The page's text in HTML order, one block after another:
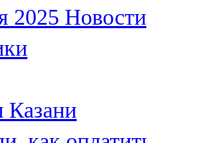
2025 Новости